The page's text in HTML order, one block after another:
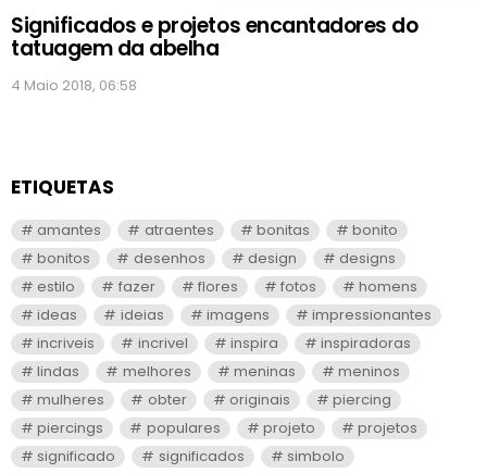
Significados e projetos encantadores do
tatuagem da abelha
4 Maio 2018, 06:58
ETIQUETAS
amantes atraentes bonitas
bonito
bonitos
desenhos design
designs
estilo
fazer flores fotos
homens
ideas
ideias imagens
impressionantes
incriveis
incrivel inspira
inspiradoras
lindas
melhores meninas
meninos
mulheres
obter originais
piercing
piercings
populares projeto
projetos
significado
significados
simbolo